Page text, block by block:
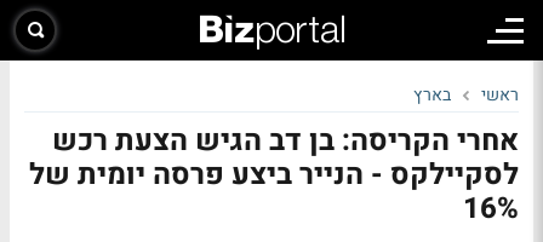
ראשי בארץ
אחרי הקריסה: בן דב הגיש הצעת רכש
לסקיילקס - הנייר ביצע פרסה יומית של
16%